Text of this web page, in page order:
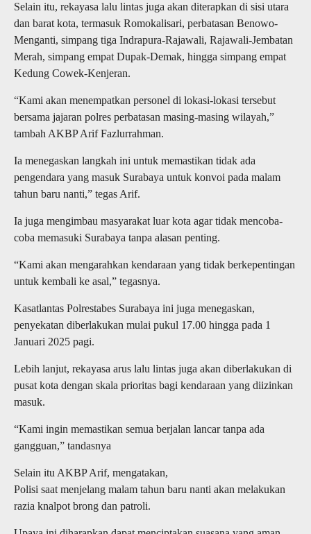
Selain itu, rekayasa lalu lintas juga akan diterapkan di sisi utara
dan barat kota, termasuk Romokalisari, perbatasan Benowo-
Menganti, simpang tiga Indrapura-Rajawali, Rajawali-Jembatan
Merah, simpang empat Dupak-Demak, hingga simpang empat
Kedung Cowek-Kenjeran.
“Kami akan menempatkan personel di lokasi-lokasi tersebut
bersama jajaran polres perbatasan masing-masing wilayah,”
tambah AKBP Arif Fazlurrahman.
Ia menegaskan langkah ini untuk memastikan tidak ada
pengendara yang masuk Surabaya untuk konvoi pada malam
tahun baru nanti,” tegas Arif.
Ia juga mengimbau masyarakat luar kota agar tidak mencoba-
coba memasuki Surabaya tanpa alasan penting.
“Kami akan mengarahkan kendaraan yang tidak berkepentingan
untuk kembali ke asal,” tegasnya.
Kasatlantas Polrestabes Surabaya ini juga menegaskan,
penyekatan diberlakukan mulai pukul 17.00 hingga pada 1
Januari 2025 pagi.
Lebih lanjut, rekayasa arus lalu lintas juga akan diberlakukan di
pusat kota dengan skala prioritas bagi kendaraan yang diizinkan
masuk.
“Kami ingin memastikan semua berjalan lancar tanpa ada
gangguan,” tandasnya
Selain itu AKBP Arif, mengatakan,
Polisi saat menjelang malam tahun baru nanti akan melakukan
razia knalpot brong dan patroli.